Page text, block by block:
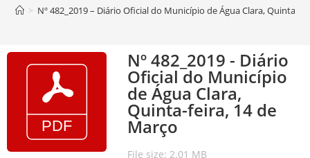
> Nº 482_2019 – Diário Oficial do Município de Água Clara, Quinta-
Nº 482_2019 - Diário
Oficial do Município
de Água Clara,
Quinta-feira, 14 de
Março
File size: 2.01 MB